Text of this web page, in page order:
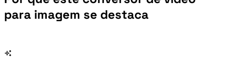
para imagem se destaca